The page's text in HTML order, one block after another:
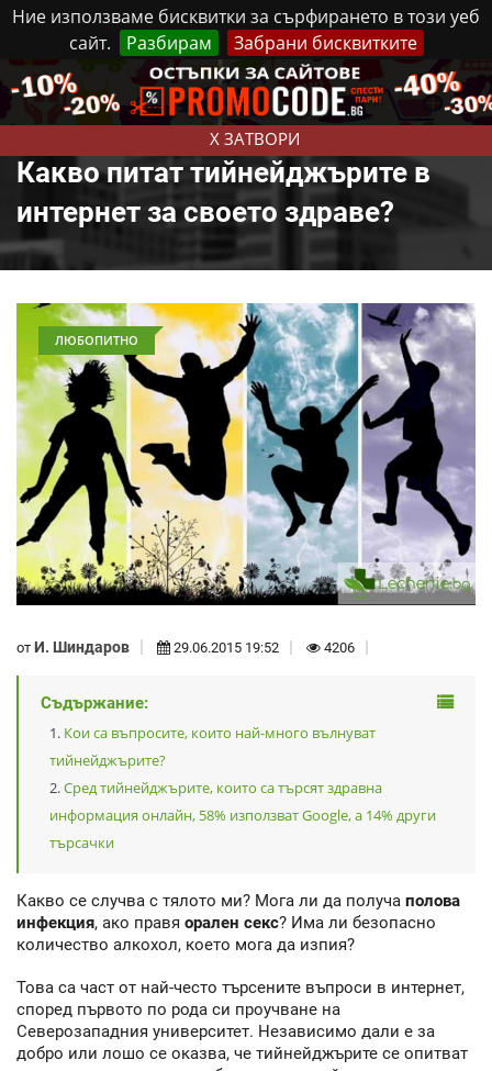
Ние използваме бисквитки за сърфирането в този уеб
сайт.
Разбирам Забрани бисквитките
X ЗАТВОРИ
Четвъртък, 6 Август, 2026 Реклама Контакти
Какво питат тийнейджърите в
интернет за своето здраве?
ЛЮБОПИТНО
от И. Шиндаров 29.06.2015 19:52 4206
Съдържание:
Кои са въпросите, които най-много вълнуват
тийнейджърите?
Сред тийнейджърите, които са търсят здравна
информация онлайн, 58% използват Google, а 14% други
търсачки
Какво се случва с тялото ми? Мога ли да получа полова
инфекция, ако правя орален секс? Има ли безопасно
количество алкохол, което мога да изпия?
Това са част от най-често търсените въпроси в интернет,
според първото по рода си проучване на
Северозападния университет. Независимо дали е за
добро или лошо се оказва, че тийнейджърите се опитват